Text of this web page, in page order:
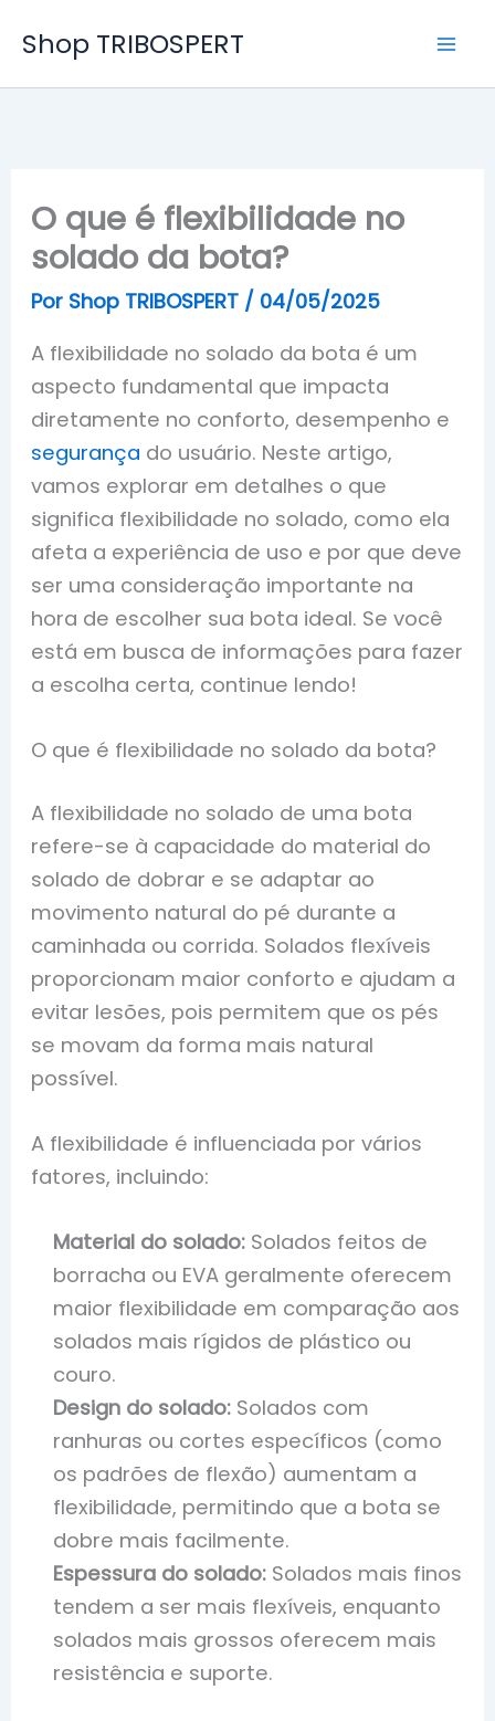
para
o
Shop TRIBOSPERT
O que é flexibilidade no
solado da bota?
Por Shop TRIBOSPERT / 04/05/2025
A flexibilidade no solado da bota é um
aspecto fundamental que impacta
diretamente no conforto, desempenho e
segurança do usuário. Neste artigo,
vamos explorar em detalhes o que
significa flexibilidade no solado, como ela
afeta a experiência de uso e por que deve
ser uma consideração importante na
hora de escolher sua bota ideal. Se você
está em busca de informações para fazer
a escolha certa, continue lendo!
O que é flexibilidade no solado da bota?
A flexibilidade no solado de uma bota
refere-se à capacidade do material do
solado de dobrar e se adaptar ao
movimento natural do pé durante a
caminhada ou corrida. Solados flexíveis
proporcionam maior conforto e ajudam a
evitar lesões, pois permitem que os pés
se movam da forma mais natural
possível.
A flexibilidade é influenciada por vários
fatores, incluindo:
Material do solado: Solados feitos de
borracha ou EVA geralmente oferecem
maior flexibilidade em comparação aos
solados mais rígidos de plástico ou
couro.
Design do solado: Solados com
ranhuras ou cortes específicos (como
os padrões de flexão) aumentam a
flexibilidade, permitindo que a bota se
dobre mais facilmente.
Espessura do solado: Solados mais finos
tendem a ser mais flexíveis, enquanto
solados mais grossos oferecem mais
resistência e suporte.